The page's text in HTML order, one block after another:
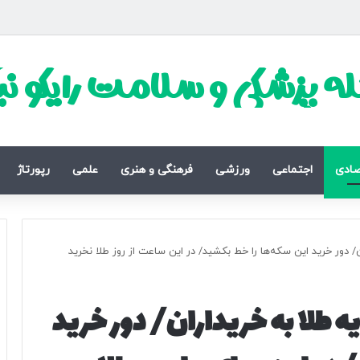
پزشکی و سلامت رایکو
اجتماعی ورزشی فرهنگی و هنری علمی رپورتاژ
دور خرید این سکه‌ها را خط بکشید/ در این ساعت از روز طلا نخرید
به خریداران/ دور خرید